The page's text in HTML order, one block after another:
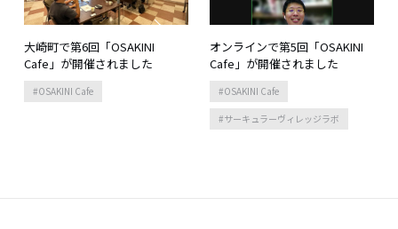
大崎町で第6回「OSAKINI
Cafe」が開催されました
OSAKINI Cafe
オンラインで第5回「OSAKINI
Cafe」が開催されました
OSAKINI Cafe
サーキュラーヴィレッジラボ